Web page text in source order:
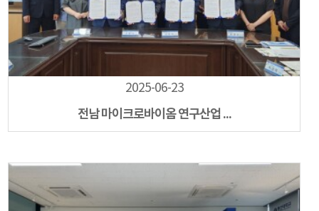
2025-06-23
전남 마이크로바이옴 연구산업 ...